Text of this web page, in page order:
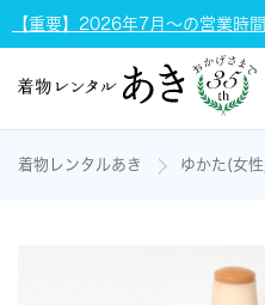
【重要】2026年7月～の営業時間
着物レンタルあき ゆかた(女